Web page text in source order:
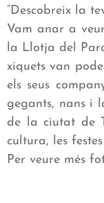
“Descobreix la
Vam anar a
la Llotja del
xiquets van
els seus
gegants, nans i
de la ciutat de
cultura, les
Per veure més